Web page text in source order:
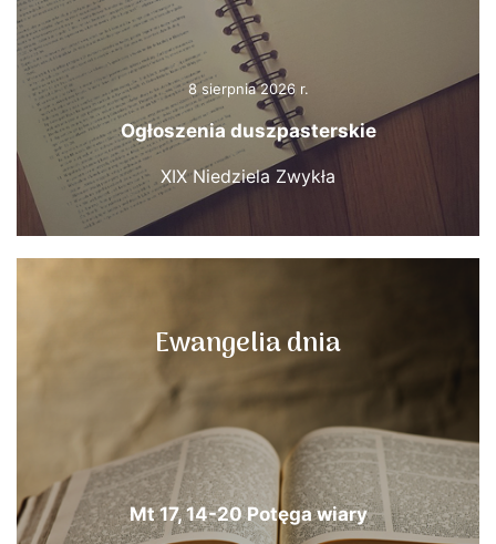
8 sierpnia 2026 r.
Ogłoszenia duszpasterskie
XIX Niedziela Zwykła
Ewangelia dnia
Mt 17, 14-20 Potęga wiary